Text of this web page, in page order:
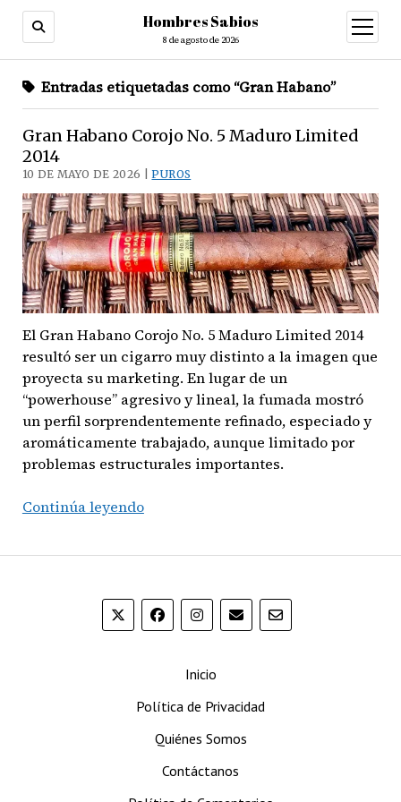
Hombres Sabios
8 de agosto de 2026
abrir
menú
Entradas etiquetadas como “Gran Habano”
Gran Habano Corojo No. 5 Maduro Limited
2014
10 DE MAYO DE 2026 |PUROS
El Gran Habano Corojo No. 5 Maduro Limited 2014
resultó ser un cigarro muy distinto a la imagen que
proyecta su marketing. En lugar de un
“powerhouse” agresivo y lineal, la fumada mostró
un perfil sorprendentemente refinado, especiado y
aromáticamente trabajado, aunque limitado por
problemas estructurales importantes.
Continúa leyendoGran
Maduro
Limited
Inicio
Política de Privacidad
Quiénes Somos
Contáctanos